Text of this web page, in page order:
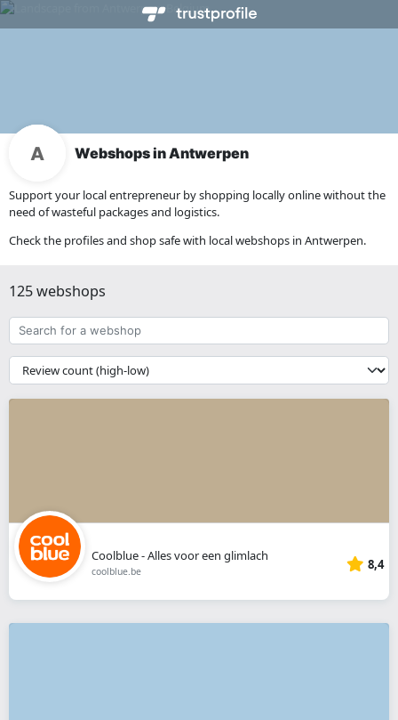
Webshops in Antwerpen
Support your local entrepreneur by shopping locally online without the
need of wasteful packages and logistics.
Check the profiles and shop safe with local webshops in Antwerpen.
125 webshops
Search
for
a
webshop
{{
__('Sort')
}}
Coolblue - Alles voor een glimlach
coolblue.be 8,4